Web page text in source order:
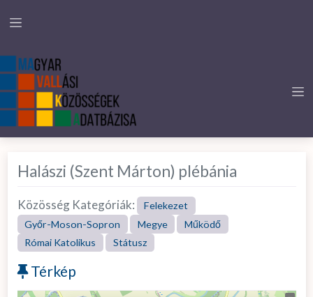
Halászi (Szent Márton) plébánia
Közösség Kategóriák:
Felekezet
Győr-Moson-Sopron
Megye
Működő
Római Katolikus
Státusz
Térkép